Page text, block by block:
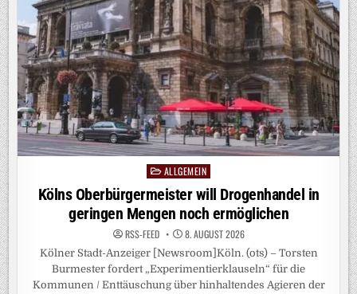
PostedALLGEMEIN
Kölns Oberbürgermeister will Drogenhandel in
geringen Mengen noch ermöglichen
RSS-FEED 8. AUGUST 2026
Kölner Stadt-Anzeiger [Newsroom]Köln. (ots) – Torsten
Burmester fordert „Experimentierklauseln“ für die
Kommunen / Enttäuschung über hinhaltendes Agieren der